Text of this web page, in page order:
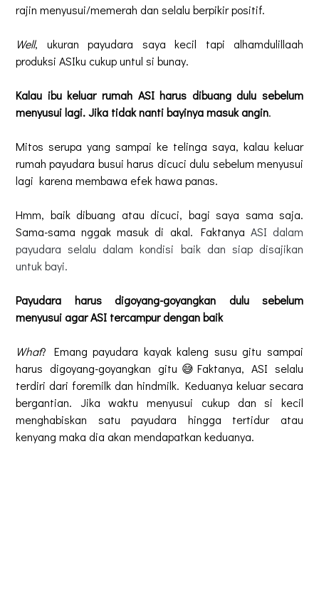
rajin menyusui/memerah dan selalu berpikir positif.
Well, ukuran payudara saya kecil tapi alhamdulillaah
produksi ASIku cukup untul si bunay.
Kalau ibu keluar rumah ASI harus dibuang dulu sebelum
menyusui lagi. Jika tidak nanti bayinya masuk angin.
Mitos serupa yang sampai ke telinga saya, kalau keluar
rumah payudara busui harus dicuci dulu sebelum menyusui
lagi karena membawa efek hawa panas.
Hmm, baik dibuang atau dicuci, bagi saya sama saja.
Sama-sama nggak masuk di akal. Faktanya ASI dalam
payudara selalu dalam kondisi baik dan siap disajikan
untuk bayi.
Payudara harus digoyang-goyangkan dulu sebelum
menyusui agar ASI tercampur dengan baik
What? Emang payudara kayak kaleng susu gitu sampai
harus digoyang-goyangkan gitu😅Faktanya, ASI selalu
terdiri dari foremilk dan hindmilk. Keduanya keluar secara
bergantian. Jika waktu menyusui cukup dan si kecil
menghabiskan satu payudara hingga tertidur atau
kenyang maka dia akan mendapatkan keduanya.